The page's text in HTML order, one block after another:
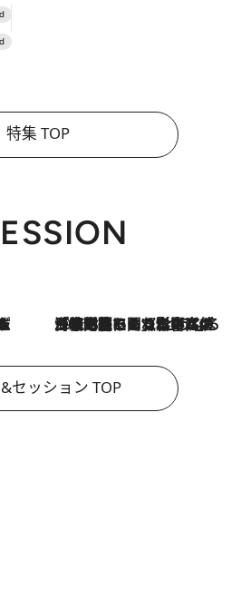
特集 TOP
2026.8.3
「住宅建てられない…」「サーチャージ料の高値が続いている」ホルムズ海峡封鎖による影響はいつまで続く？《エネルギー専門家に聞く“どうなる日本の暮らし”》
セッション TOP